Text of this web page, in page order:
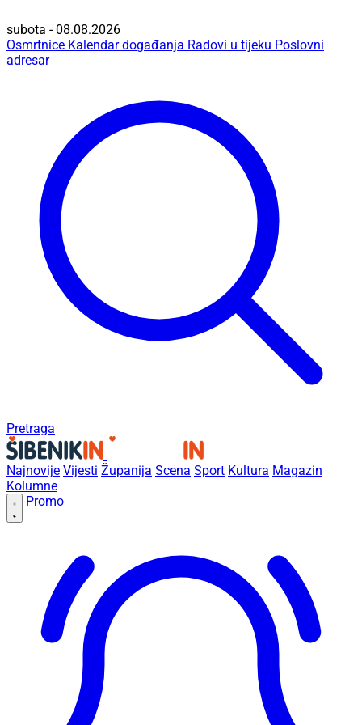
subota - 08.08.2026
Osmrtnice Kalendar događanja Radovi u tijeku Poslovni
adresar
Pretraga
Najnovije Vijesti Županija Scena Sport Kultura Magazin
Kolumne
Promo